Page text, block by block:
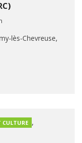
lès-Chevreuse,
CULTURE ,